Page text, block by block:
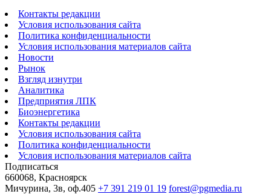
Контакты редакции
Условия использования сайта
Политика конфиденциальности
Условия использования материалов сайта
Новости
Рынок
Взгляд изнутри
Аналитика
Предприятия ЛПК
Биоэнергетика
Контакты редакции
Условия использования сайта
Политика конфиденциальности
Условия использования материалов сайта
Подписаться
660068, Красноярск
Мичурина, 3в, оф.405 +7 391 219 01 19 forest@pgmedia.ru